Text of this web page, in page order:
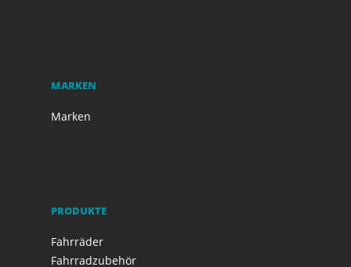
MARKEN
Marken
PRODUKTE
Fahrräder
Fahrradzubehör